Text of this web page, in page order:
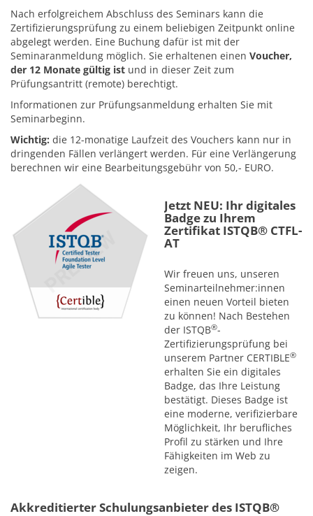
Nach erfolgreichem Abschluss des Seminars kann die
Zertifizierungsprüfung zu einem beliebigen Zeitpunkt online
abgelegt werden. Eine Buchung dafür ist mit der
Seminaranmeldung möglich. Sie erhaltenen einen Voucher,
der 12 Monate gültig ist und in dieser Zeit zum
Prüfungsantritt (remote) berechtigt.
Informationen zur Prüfungsanmeldung erhalten Sie mit
Seminarbeginn.
Wichtig: die 12-monatige Laufzeit des Vouchers kann nur in
dringenden Fällen verlängert werden. Für eine Verlängerung
berechnen wir eine Bearbeitungsgebühr von 50,- EURO.
Jetzt NEU: Ihr digitales
Badge zu Ihrem
Zertifikat ISTQB® CTFL-
AT
Wir freuen uns, unseren
Seminarteilnehmer:innen
einen neuen Vorteil bieten
zu können! Nach Bestehen
der ISTQB®-
Zertifizierungsprüfung bei
unserem Partner CERTIBLE®
erhalten Sie ein digitales
Badge, das Ihre Leistung
bestätigt. Dieses Badge ist
eine moderne, verifizierbare
Möglichkeit, Ihr berufliches
Profil zu stärken und Ihre
Fähigkeiten im Web zu
zeigen.
Akkreditierter Schulungsanbieter des ISTQB®